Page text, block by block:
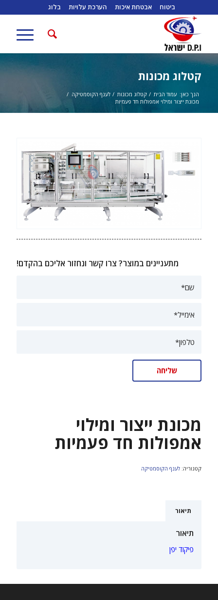
ביטוח אבטחת איכות הערכת עלויות בלוג
קטלוג מכונות
הנך כאן: עמוד הבית / קטלוג מכונות / לענף הקוסמטיקה /
מכונת ייצור ומילוי אמפולות חד פעמיות
מתעניינים במוצר? צרו קשר ונחזור אליכם בהקדם!
מכונת ייצור ומילוי
אמפולות חד פעמיות
קטגוריה: לענף הקוסמטיקה
תיאור
תיאור
פיקוד יפן